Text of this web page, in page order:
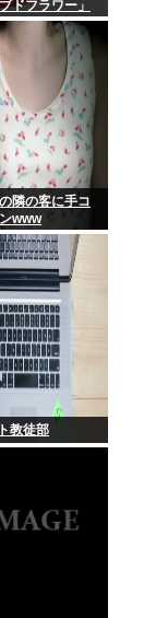
ぐったいしてて
もの
事前に床下見て
ドフラワー」
隣の客に手コ
www
教徒部